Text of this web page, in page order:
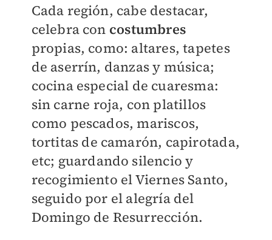
Cada región, cabe destacar,
celebra con costumbres
propias, como: altares, tapetes
de aserrín, danzas y música;
cocina especial de cuaresma:
sin carne roja, con platillos
como pescados, mariscos,
tortitas de camarón, capirotada,
etc; guardando silencio y
recogimiento el Viernes Santo,
seguido por el alegría del
Domingo de Resurrección.